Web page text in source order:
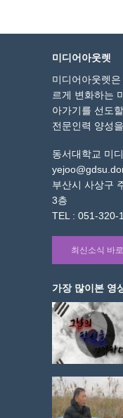
미디어아웃렛
미디어아웃렛
르게 변화하는
아가기를 선도
전문인력 양성
동서대학교 미
부산시 사상구
3층
TEL : 051-320-
최신소식 바
가장 많이본 영